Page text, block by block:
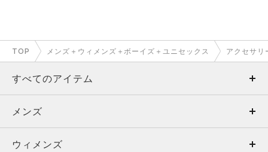
TOP メンズ＋ウィメンズ＋ボーイズ＋ユニセックス アクセサリ
すべてのアイテム
メンズ
ウィメンズ
メンズ
トップス
ウィメンズ